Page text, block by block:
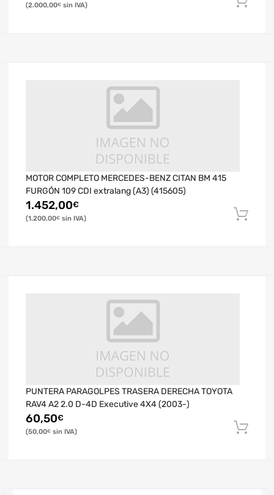
2.000,00€
MOTOR COMPLETO MERCEDES-BENZ CITAN BM 415
FURGÓN 109 CDI extralang (A3) (415605)
1.452,00€
1.200,00€
PUNTERA PARAGOLPES TRASERA DERECHA TOYOTA
RAV4 A2 2.0 D-4D Executive 4X4 (2003-)
60,50€
50,00€